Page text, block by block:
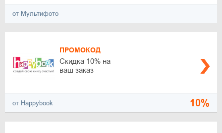
от Мультифото
ПРОМОКОД
Скидка 10% на
ваш заказ
от Happybook 10%